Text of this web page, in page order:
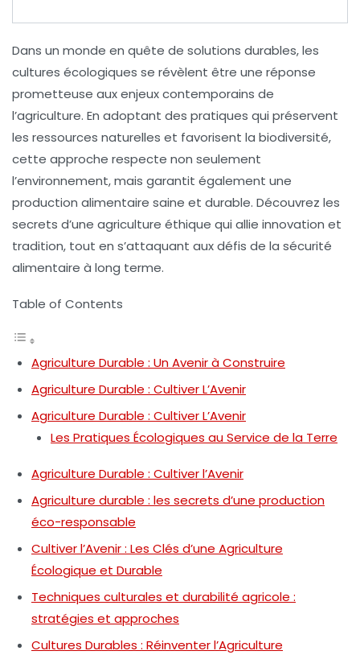
Dans un monde en quête de solutions durables, les
cultures écologiques se révèlent être une réponse
prometteuse aux enjeux contemporains de
l’agriculture. En adoptant des pratiques qui préservent
les ressources naturelles et favorisent la biodiversité,
cette approche respecte non seulement
l’environnement, mais garantit également une
production alimentaire saine et durable. Découvrez les
secrets d’une agriculture éthique qui allie innovation et
tradition, tout en s’attaquant aux défis de la sécurité
alimentaire à long terme.
Table of Contents
Agriculture Durable : Un Avenir à Construire
Agriculture Durable : Cultiver L’Avenir
Agriculture Durable : Cultiver L’Avenir
Les Pratiques Écologiques au Service de la Terre
Agriculture Durable : Cultiver l’Avenir
Agriculture durable : les secrets d’une production
éco-responsable
Cultiver l’Avenir : Les Clés d’une Agriculture
Écologique et Durable
Techniques culturales et durabilité agricole :
stratégies et approches
Cultures Durables : Réinventer l’Agriculture